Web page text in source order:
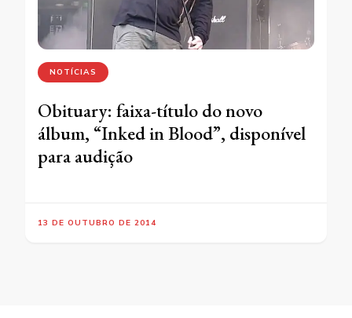
NOTÍCIAS
Obituary: faixa-título do novo
álbum, “Inked in Blood”, disponível
para audição
13 DE OUTUBRO DE 2014